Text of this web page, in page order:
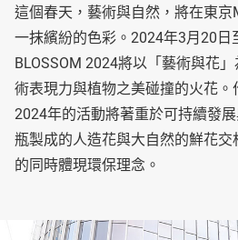
這個春天，藝術與自然，將在東京
一抹繽紛的色彩。2024年3月20日
BLOSSOM 2024將以「藝術與花
術表現力與植物之美碰撞的火花。
2024年的活動將著重於可持續發
瓶製成的人造花與大自然的鮮花
的同時體現環保理念。